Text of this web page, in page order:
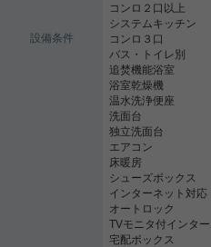
設備条件
コンロ２口以上
システムキッチン
コンロ３口
バス・トイレ別
追焚機能浴室
浴室乾燥機
温水洗浄便座
洗面台
独立洗面台
エアコン
床暖房
シューズボックス
インターネット対応
オートロック
TVモニタ付インタ
宅配ボックス